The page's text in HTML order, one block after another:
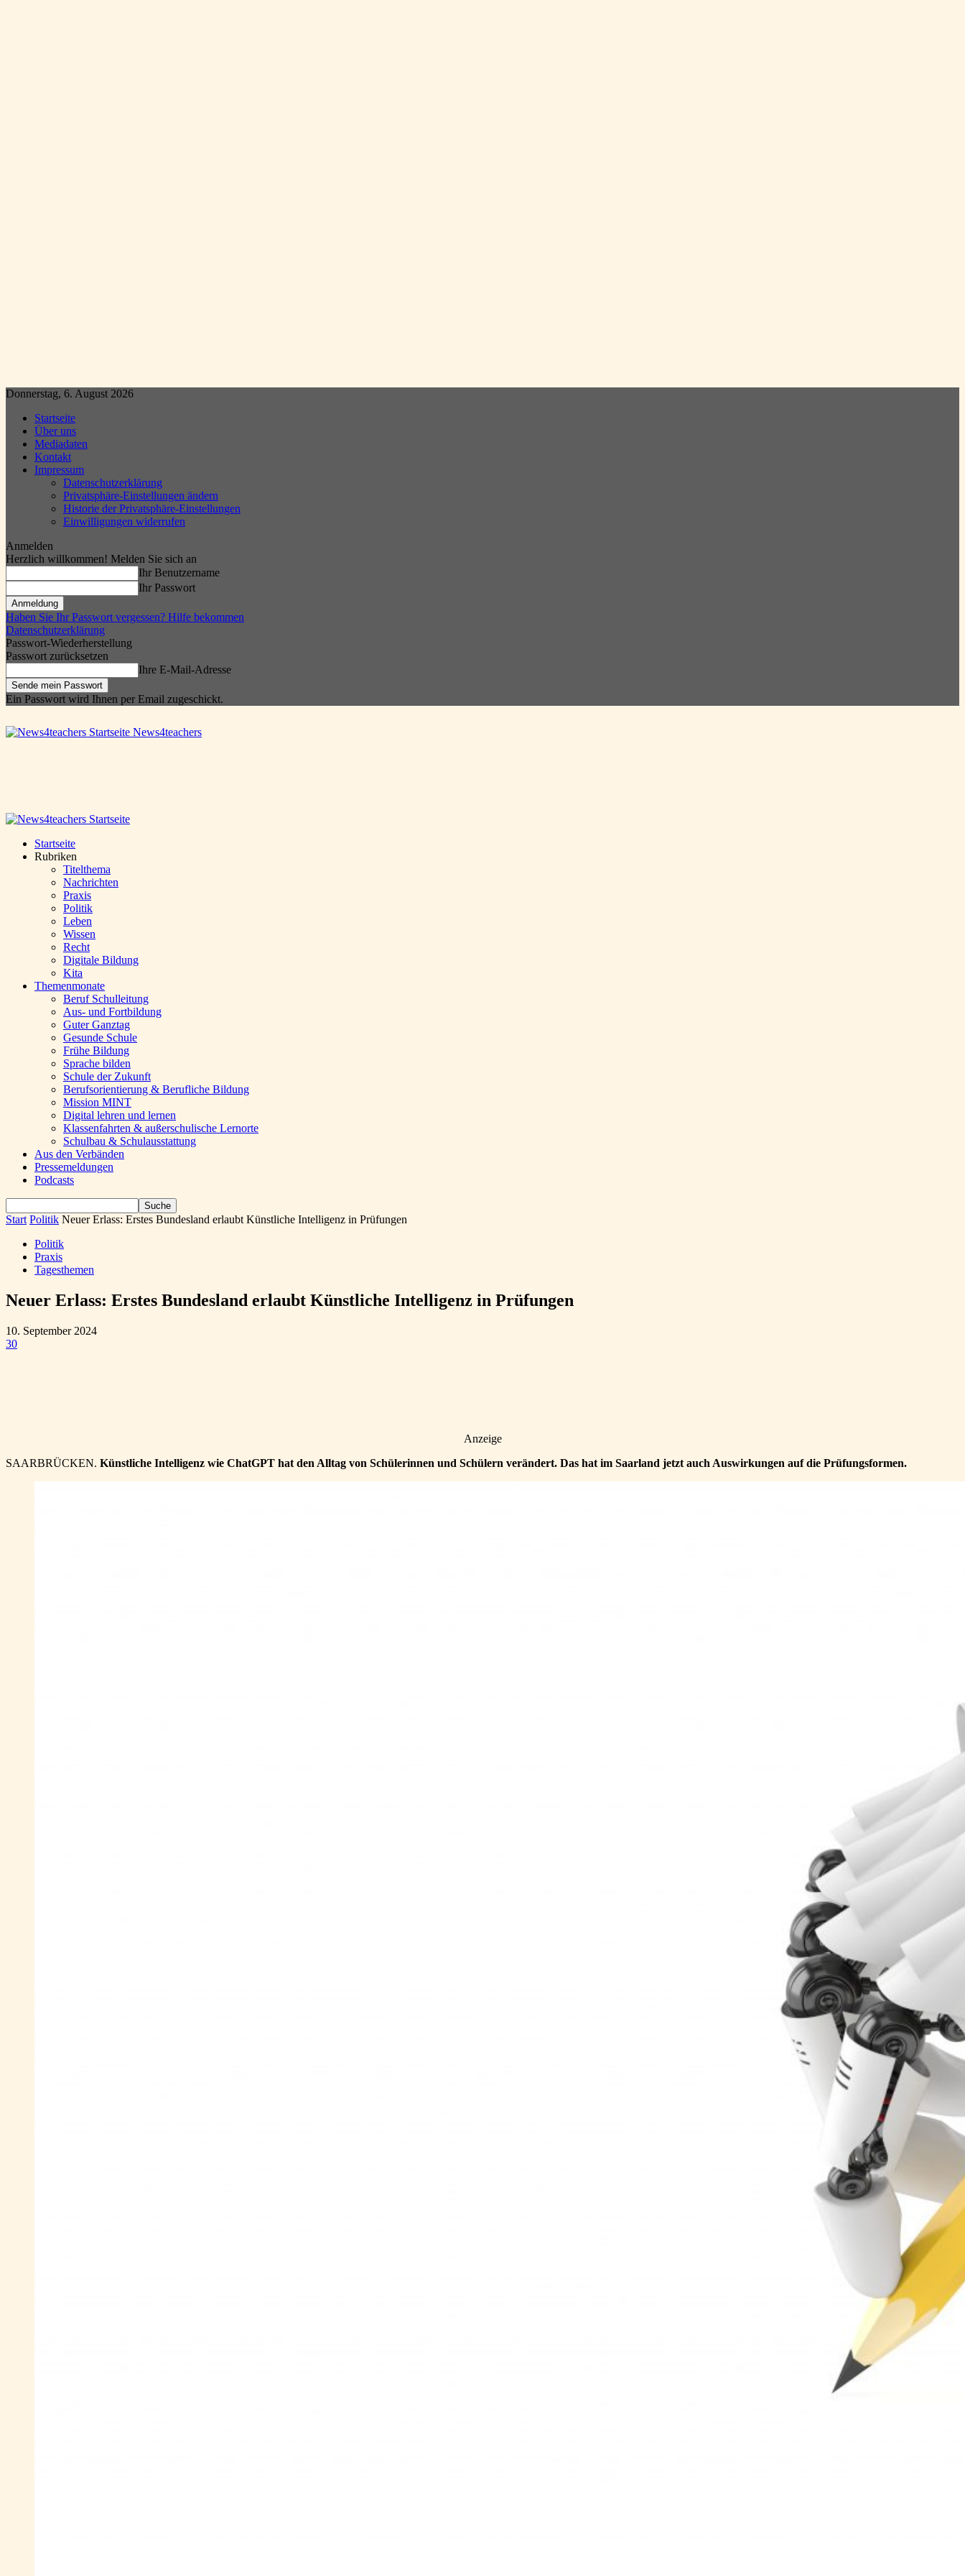
Donnerstag, 6. August 2026
Startseite
Über uns
Mediadaten
Kontakt
Impressum
Datenschutzerklärung
Privatsphäre-Einstellungen ändern
Historie der Privatsphäre-Einstellungen
Einwilligungen widerrufen
Anmelden
Herzlich willkommen! Melden Sie sich an
Ihr Benutzername
Ihr Passwort
Haben Sie Ihr Passwort vergessen? Hilfe bekommen
Datenschutzerklärung
Passwort-Wiederherstellung
Passwort zurücksetzen
Ihre E-Mail-Adresse
Ein Passwort wird Ihnen per Email zugeschickt.
News4teachers
Startseite
Rubriken
Titelthema
Nachrichten
Praxis
Politik
Leben
Wissen
Recht
Digitale Bildung
Kita
Themenmonate
Beruf Schulleitung
Aus- und Fortbildung
Guter Ganztag
Gesunde Schule
Frühe Bildung
Sprache bilden
Schule der Zukunft
Berufsorientierung & Berufliche Bildung
Mission MINT
Digital lehren und lernen
Klassenfahrten & außerschulische Lernorte
Schulbau & Schulausstattung
Aus den Verbänden
Pressemeldungen
Podcasts
Start Politik Neuer Erlass: Erstes Bundesland erlaubt Künstliche Intelligenz in Prüfungen
Politik
Praxis
Tagesthemen
Neuer Erlass: Erstes Bundesland erlaubt Künstliche Intelligenz in Prüfungen
10. September 2024
30
Anzeige
SAARBRÜCKEN. Künstliche Intelligenz wie ChatGPT hat den Alltag von Schülerinnen und Schülern verändert. Das hat im Saarland jetzt auch Auswirkungen auf die Prüfungsformen.